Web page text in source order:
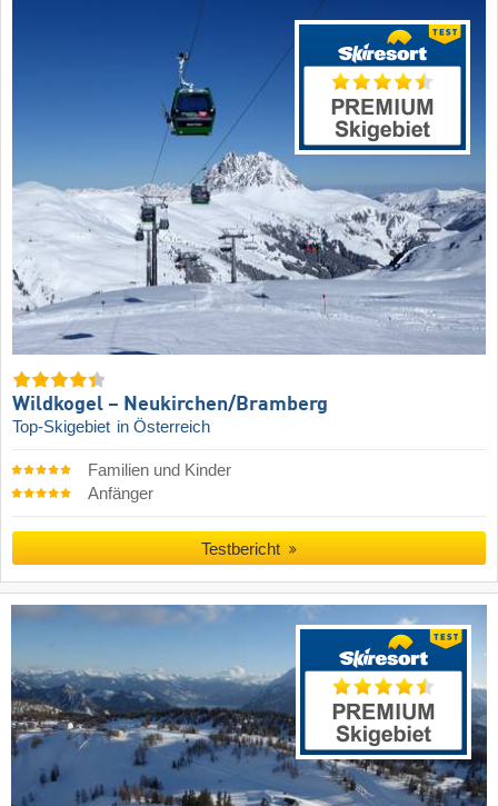
Wildkogel – Neukirchen/​Bramberg
Top-Skigebiet in Österreich
Familien und Kinder
Anfänger
Testbericht